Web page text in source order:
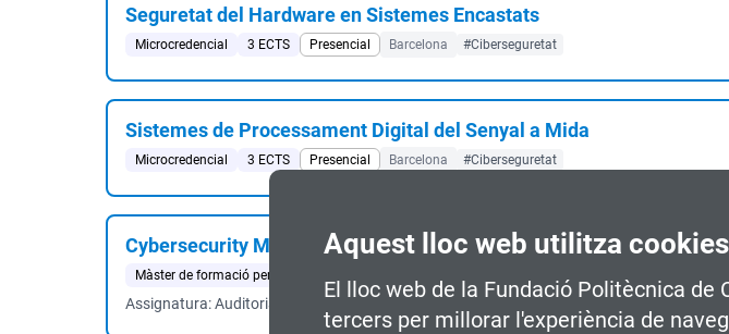
Aquest lloc web utilitza cookies
El lloc web de la Fundació Politècnica
tercers per millorar l'experiència de
Seguretat del Hardware en Sistemes Encastats
Microcredencial 3 ECTS Presencial Barcelona #Ciberseguretat
Sistemes de Processament Digital del Senyal a Mida
Microcredencial 3 ECTS Presencial Barcelona #Ciberseguretat
Cybersecurity Management
Màster de formació permanent
Assignatura: Auditoria de Sistemes d'Informació